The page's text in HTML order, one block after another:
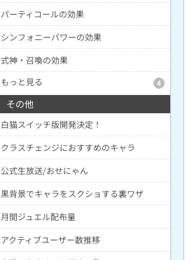
パーティコールの効果
シンフォニーパワーの効果
式神・召喚の効果
もっと見る
4
その他
白猫スイッチ版開発決定！
クラスチェンジにおすすめのキャラ
公式生放送/おせにゃん
黒背景でキャラをスクショする裏ワザ
月間ジュエル配布量
アクティブユーザー数推移